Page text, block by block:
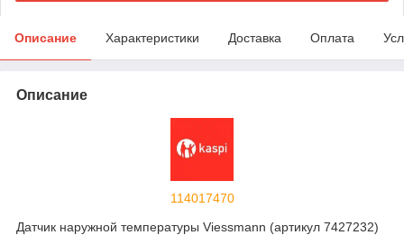
Описание Характеристики Доставка Оплата
Описание
114017470
Датчик наружной температуры Viessmann (артикул 7427232)